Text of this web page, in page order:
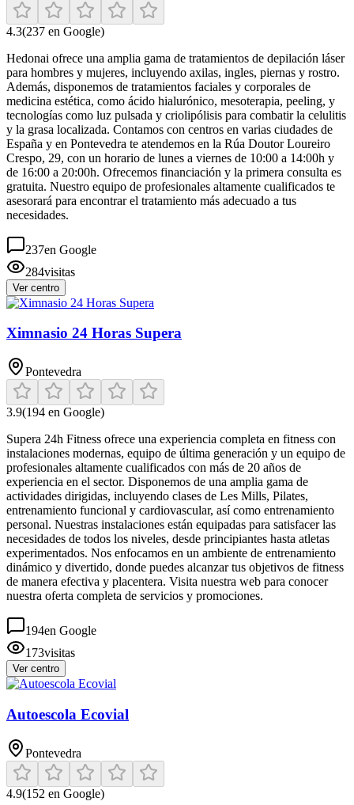
4.3(237 en Google)
Hedonai ofrece una amplia gama de tratamientos de depilación láser
para hombres y mujeres, incluyendo axilas, ingles, piernas y rostro.
Además, disponemos de tratamientos faciales y corporales de
medicina estética, como ácido hialurónico, mesoterapia, peeling, y
tecnologías como luz pulsada y criolipólisis para combatir la celulitis
y la grasa localizada. Contamos con centros en varias ciudades de
España y en Pontevedra te atendemos en la Rúa Doutor Loureiro
Crespo, 29, con un horario de lunes a viernes de 10:00 a 14:00h y
de 16:00 a 20:00h. Ofrecemos financiación y la primera consulta es
gratuita. Nuestro equipo de profesionales altamente cualificados te
asesorará para encontrar el tratamiento más adecuado a tus
necesidades.
237en Google
284visitas
Ver centro
Ximnasio 24 Horas Supera
Pontevedra
3.9(194 en Google)
Supera 24h Fitness ofrece una experiencia completa en fitness con
instalaciones modernas, equipo de última generación y un equipo de
profesionales altamente cualificados con más de 20 años de
experiencia en el sector. Disponemos de una amplia gama de
actividades dirigidas, incluyendo clases de Les Mills, Pilates,
entrenamiento funcional y cardiovascular, así como entrenamiento
personal. Nuestras instalaciones están equipadas para satisfacer las
necesidades de todos los niveles, desde principiantes hasta atletas
experimentados. Nos enfocamos en un ambiente de entrenamiento
dinámico y divertido, donde puedes alcanzar tus objetivos de fitness
de manera efectiva y placentera. Visita nuestra web para conocer
nuestra oferta completa de servicios y promociones.
194en Google
173visitas
Ver centro
Autoescola Ecovial
Pontevedra
4.9(152 en Google)